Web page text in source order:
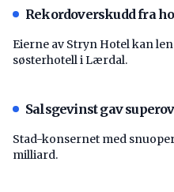
Rekordoverskudd fra
Eierne av Stryn Hotel kan
søsterhotell i Lærdal.
Salsgevinst gav
Stad-konsernet med
milliard.